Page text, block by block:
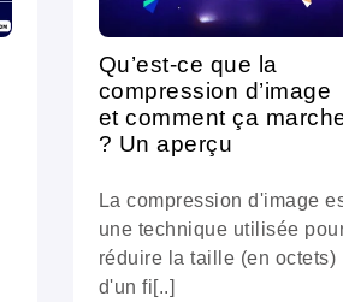
Qu’est-ce que la
compression d’image
et comment ça
? Un aperçu
La compression d'image
une technique utilisée
réduire la taille (en octets)
d'un fi[..]